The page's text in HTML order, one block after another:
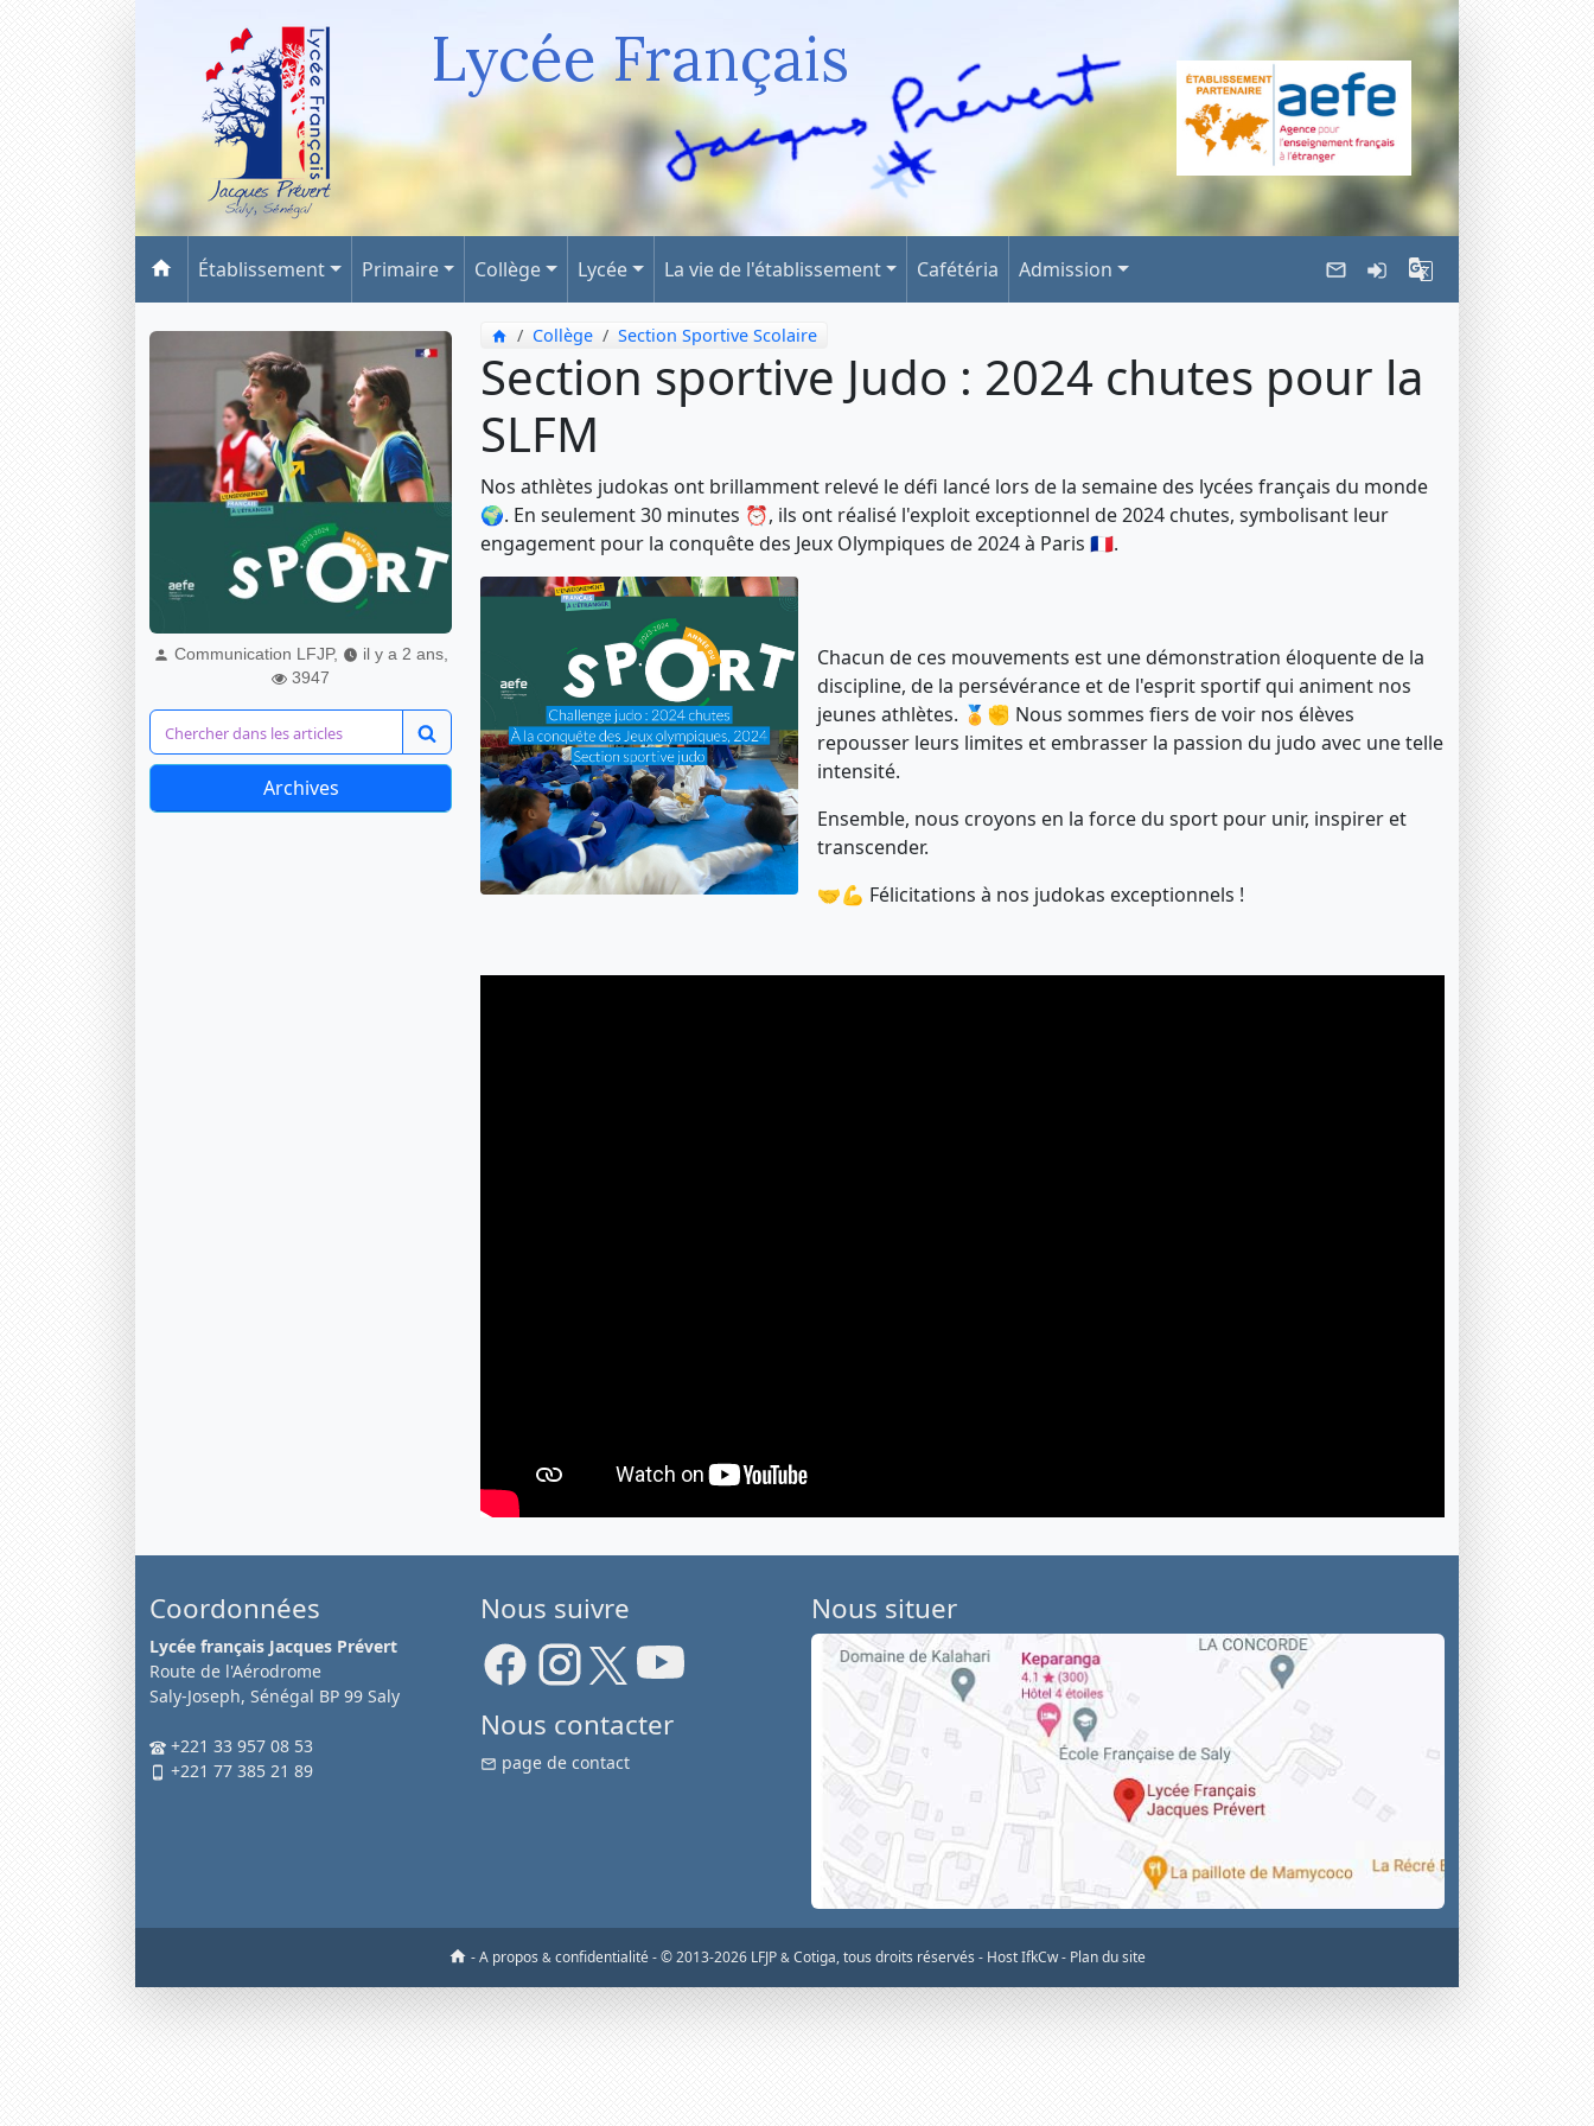
Lycée Français
Établissement Primaire Collège Lycée La vie de l'établissement Cafétéria Admission
Communication LFJP,
il y a 2 ans,
3947
Archives
Collège Section Sportive Scolaire
Section sportive Judo : 2024 chutes pour la
SLFM
Nos athlètes judokas ont brillamment relevé le défi lancé lors de la semaine des lycées français du monde
🌍. En seulement 30 minutes ⏰, ils ont réalisé l'exploit exceptionnel de 2024 chutes, symbolisant leur
engagement pour la conquête des Jeux Olympiques de 2024 à Paris 🇫🇷.
Chacun de ces mouvements est une démonstration éloquente de la
discipline, de la persévérance et de l'esprit sportif qui animent nos
jeunes athlètes. 🏅✊ Nous sommes fiers de voir nos élèves
repousser leurs limites et embrasser la passion du judo avec une telle
intensité.
Ensemble, nous croyons en la force du sport pour unir, inspirer et
transcender.
🤝💪 Félicitations à nos judokas exceptionnels !
Coordonnées
Lycée français Jacques Prévert
Route de l'Aérodrome
Saly-Joseph, Sénégal BP 99 Saly
+221 33 957 08 53
+221 77 385 21 89
Nous suivre
Nous contacter
page de contact
Nous situer
-A propos & confidentialité-© 2013-2026 LFJP & Cotiga, tous droits réservés - Host IfkCw - Plan du site